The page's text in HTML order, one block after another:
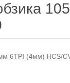
6TPI (4мм) HCS/